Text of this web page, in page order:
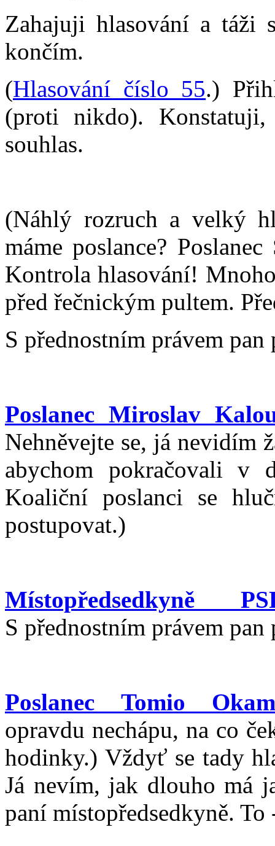
Zahajuji hlasování a táži
končím.
(Hlasování číslo 55.)
(proti nikdo).
souhlas.
(Náhlý rozruch a velký
máme poslance?
Kontrola hlasování!
před řečnickým pultem.
S přednostním právem pan
Poslanec Miroslav
Nehněvejte se, já nevidím
abychom pokračovali v
Koaliční poslanci se
postupovat.)
Místopředsedkyně
S přednostním právem pan
Poslanec Tomio
opravdu nechápu, na co
hodinky.) Vždyť se tady
Já nevím, jak dlouho má
paní místopředsedkyně. To